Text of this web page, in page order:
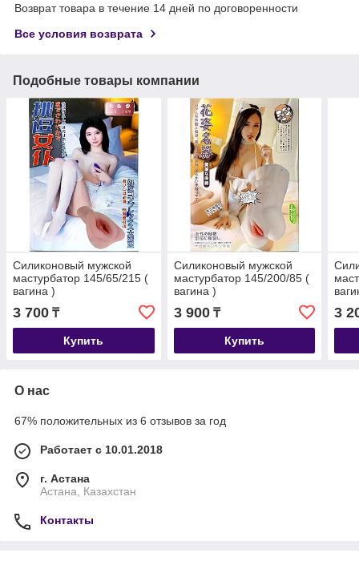
Возврат товара в течение 14 дней по договоренности
Все условия возврата
Подобные товары компании
Силиконовый мужской
мастурбатор 145/65/215 (
вагина )
3 700 ₸
Купить
Силиконовый мужской
мастурбатор 145/200/85 (
вагина )
3 900₸
Купить
3
О нас
67% положительных из 6 отзывов за год
Работает с 10.01.2018
г. Астана
Астана, Казахстан
Контакты